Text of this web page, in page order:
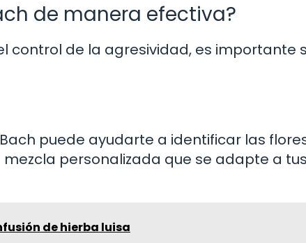
de manera efectiva?
control de la agresividad, es importante
puede ayudarte a identificar las
personalizada que se adapte a
de hierba luisa